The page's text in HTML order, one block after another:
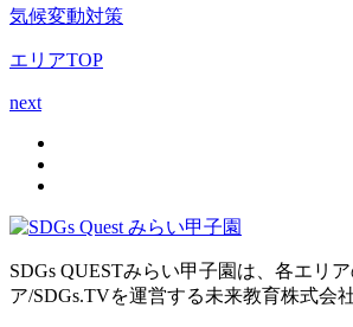
気候変動対策
エリアTOP
next
SDGs QUESTみらい甲子園は、各エリ
ア/SDGs.TVを運営する未来教育株式会